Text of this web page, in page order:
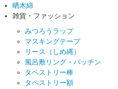
晒木綿
雑貨・ファッション
みつろうラップ
マスキングテープ
リース（しめ縄）
風呂敷リング・パッチン
タペストリー棒
タペストリー額